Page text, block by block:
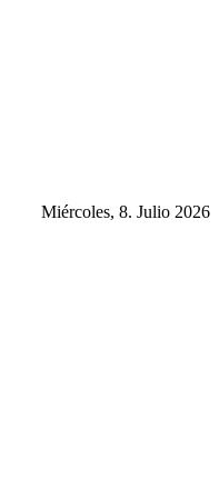
Miércoles, 8. Julio 2026